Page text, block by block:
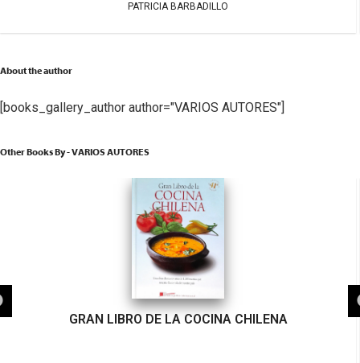
PATRICIA BARBADILLO
About the author
[books_gallery_author author="VARIOS AUTORES"]
Other Books By - VARIOS AUTORES
GRAN LIBRO DE LA COCINA CHILENA